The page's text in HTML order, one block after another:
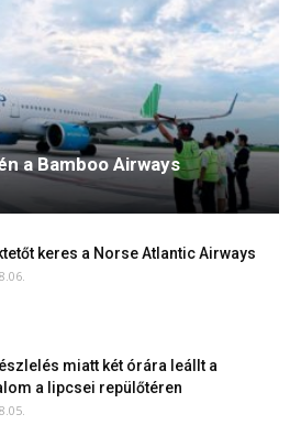
a Bamboo Airways
keres a Norse Atlantic Airways
miatt két órára leállt a
a lipcsei repülőtéren